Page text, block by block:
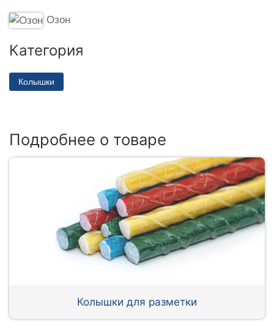
Озон
Категория
Колышки
Подробнее о товаре
Колышки для разметки